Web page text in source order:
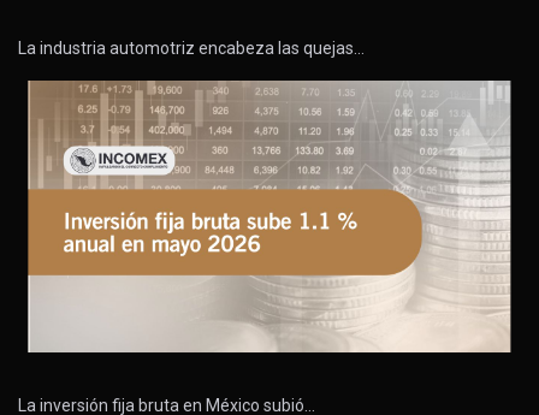
La industria automotriz encabeza las quejas…
La inversión fija bruta en México subió…